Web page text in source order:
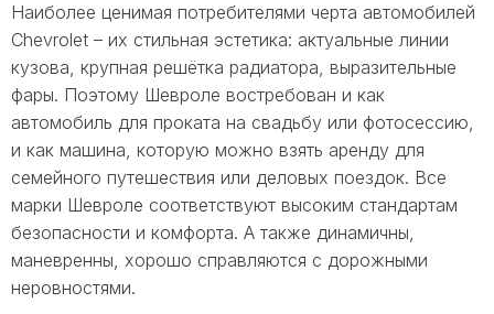
Наиболее ценимая потребителями черта автомобилей
Chevrolet – их стильная эстетика: актуальные линии
кузова, крупная решётка радиатора, выразительные
фары. Поэтому Шевроле востребован и как
автомобиль для проката на свадьбу или фотосессию,
и как машина, которую можно взять аренду для
семейного путешествия или деловых поездок. Все
марки Шевроле соответствуют высоким стандартам
безопасности и комфорта. А также динамичны,
маневренны, хорошо справляются с дорожными
неровностями.